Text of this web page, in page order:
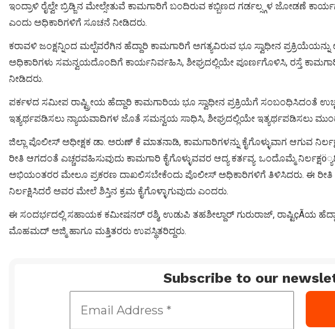
ಇಂದ್ರಾಳಿ ರೈಲ್ವೇ ಬ್ರಿಡ್ಜಿನ ಮೇಲ್ಸೇತುವೆ ಕಾಮಗಾರಿಗೆ ಬಂದಿರುವ ಕಬ್ಬಿಣದ ಗರ್ಡಲ್ಸ್ಗಳ ಜೋಡಣೆ
ಎಂದು ಅಧಿಕಾರಿಗಳಿಗೆ ಸೂಚನೆ ನೀಡಿದರು.
ಕರಾವಳಿ ಜಂಕ್ಷನ್ನಿಂದ ಮಲ್ಪೆವರೆಗಿನ ಹೆದ್ದಾರಿ ಕಾಮಗಾರಿಗೆ ಅಗತ್ಯವಿರುವ ಭೂ ಸ್ವಾಧೀನ
ಅಧಿಕಾರಿಗಳು ಸಮನ್ವಯದೊಂದಿಗೆ ಕಾರ್ಯನಿರ್ವಹಿಸಿ, ಶೀಘ್ರದಲ್ಲಿಯೇ ಪೂರ್ಣಗೊಳಿಸಿ, ರಸ್ತೆ
ನೀಡಿದರು.
ಪರ್ಕಳದ ಸಮೀಪ ರಾಷ್ಟ್ರೀಯ ಹೆದ್ದಾರಿ ಕಾಮಗಾರಿಯ ಭೂ ಸ್ವಾಧೀನ ಪ್ರಕ್ರಿಯೆಗೆ ಸಂಬಂಧಿಸಿದಂತೆ
ಇತ್ಯರ್ಥಪಡಿಸಲು ನ್ಯಾಯವಾದಿಗಳ ಜೊತೆ ಸಮನ್ವಯ ಸಾಧಿಸಿ, ಶೀಘ್ರದಲ್ಲಿಯೇ ಇತ್ಯರ್ಥಪಡಿಸಲು
ಜಿಲ್ಲಾ ಪೊಲೀಸ್ ಅಧೀಕ್ಷಕ ಡಾ. ಅರುಣ್ ಕೆ ಮಾತನಾಡಿ, ಕಾಮಗಾರಿಗಳನ್ನು ಕೈಗೊಳ್ಳುವಾಗ ಆಗುವ
ರೀತಿ ಆಗದಂತೆ ಎಚ್ಚರವಹಿಸುವುದು ಕಾಮಗಾರಿ ಕೈಗೊಳ್ಳುವವರ ಆದ್ಯ ಕರ್ತವ್ಯ. ಒಂದೊಮ್ಮೆ
ಅಭಿಯಂತರರ ಮೇಲೂ ಪ್ರಕರಣ ದಾಖಲಿಸಬೇಕೆಂದು ಪೊಲೀಸ್ ಅಧಿಕಾರಿಗಳಿಗೆ ತಿಳಿಸಿದರು. ಈ
ನಿರ್ಲಕ್ಷಿಸಿದರೆ ಅವರ ಮೇಲೆ ಶಿಸ್ತಿನ ಕ್ರಮ ಕೈಗೊಳ್ಳಾಗುವುದು ಎಂದರು.
ಈ ಸಂದರ್ಭದಲ್ಲಿ ಸಹಾಯಕ ಕಮೀಷನರ್ ರಶ್ಮಿ, ಉಡುಪಿ ತಹಶೀಲ್ದಾರ್ ಗುರುರಾಜ್, ರಾಷ್ಟಿçÃಯ
ಮೊಹಮದ್ ಅಜ್ಮಿ ಹಾಗೂ ಮತ್ತಿತರರು ಉಪಸ್ಥಿತರಿದ್ದರು.
Subscribe to our